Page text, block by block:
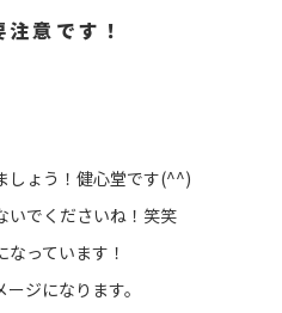
案内
らせ
グ
合わせ
意です！
しょう！健心堂です(^^)
いでくださいね！笑笑
っています！
ジになります。